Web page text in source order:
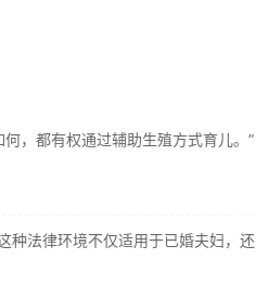
，都有权通过辅助生殖方式育儿。”
种法律环境不仅适用于已婚夫妇，还